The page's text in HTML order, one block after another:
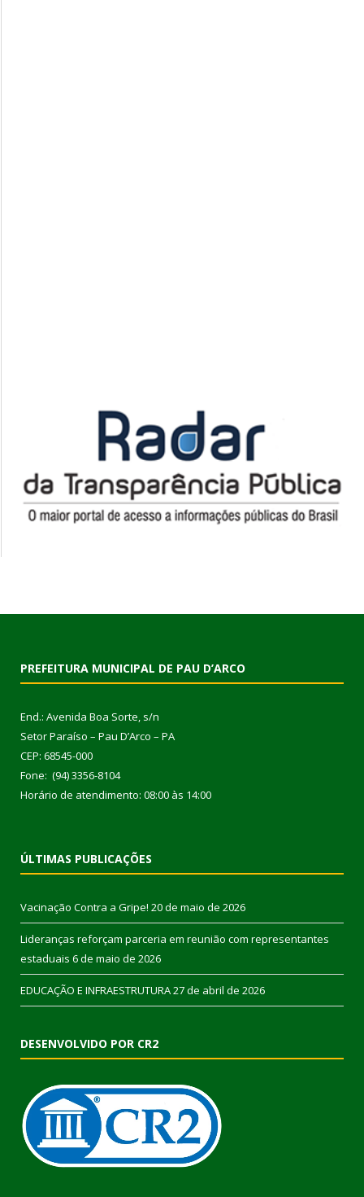
PREFEITURA MUNICIPAL DE PAU D’ARCO
End.: Avenida Boa Sorte, s/n
Setor Paraíso – Pau D’Arco – PA
CEP: 68545-000
Fone: (94) 3356-8104
Horário de atendimento: 08:00 às 14:00
ÚLTIMAS PUBLICAÇÕES
Vacinação Contra a Gripe! 20 de maio de 2026
Lideranças reforçam parceria em reunião com representantes
estaduais 6 de maio de 2026
EDUCAÇÃO E INFRAESTRUTURA27 de abril de 2026
DESENVOLVIDO POR CR2